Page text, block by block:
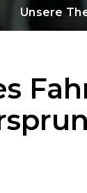
Unsere